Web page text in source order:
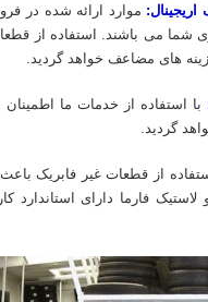
موارد ارائه شده در
شما می باشند. استفاده از
های مضاعف خواهد گردید.
با استفاده از خدمات ما
گردید.
از قطعات غیر فابریک
فارما دارای استاندارد